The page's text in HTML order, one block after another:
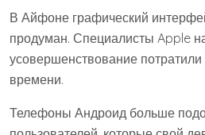
В Айфоне графический
продуман. Специалисты Apple
усовершенствование
времени.
Телефоны Андроид больше